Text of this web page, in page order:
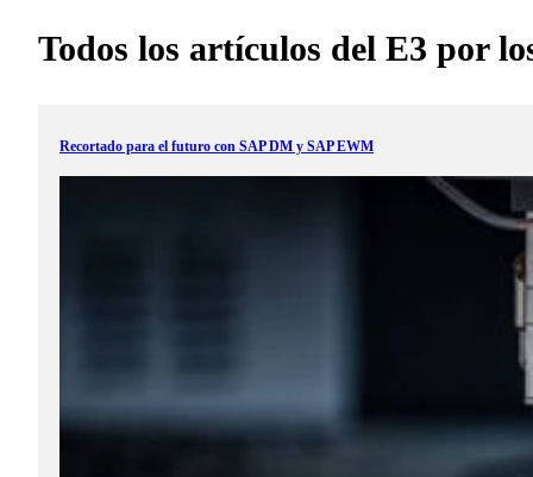
Todos los artículos del E3 por
Recortado para el futuro con SAP DM y SAP EWM